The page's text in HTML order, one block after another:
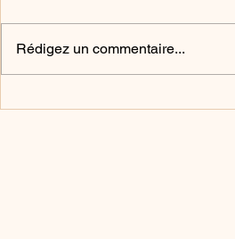
Rédigez un commentaire...